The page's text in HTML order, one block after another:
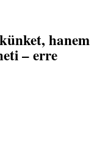
hanem
– erre